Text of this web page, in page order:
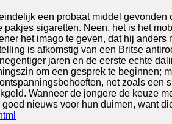
een probaat middel
sigaretten. Neen, het is het
het imago te geven, dat hij
is afkomstig van een Britse
jaren en de eerste echte
om een gesprek te beginnen;
net zoals een
Wanneer de jongere de keuze
nieuws voor hun duimen, want